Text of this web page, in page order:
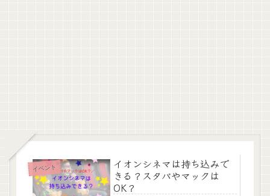
イベント
イオンシネマは持ち込みで
きる？スタバやマックは
OK？